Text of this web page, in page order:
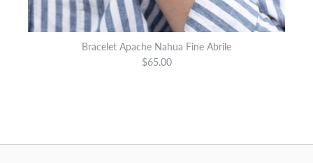
Bracelet Apache Nahua Fine Abrile
$65.00